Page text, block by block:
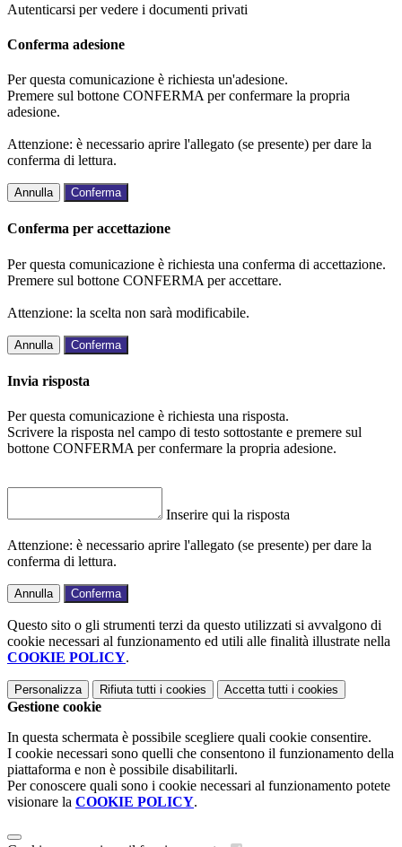
Autenticarsi per vedere i documenti privati
Conferma adesione
Per questa comunicazione è richiesta un'adesione.
Premere sul bottone CONFERMA per confermare la propria
adesione.
Attenzione: è necessario aprire l'allegato (se presente) per dare la
conferma di lettura.
Annulla Conferma
Conferma per accettazione
Per questa comunicazione è richiesta una conferma di accettazione.
Premere sul bottone CONFERMA per accettare.
Attenzione: la scelta non sarà modificabile.
Annulla Conferma
Invia risposta
Per questa comunicazione è richiesta una risposta.
Scrivere la risposta nel campo di testo sottostante e premere sul
bottone CONFERMA per confermare la propria adesione.
Inserire qui la risposta
Attenzione: è necessario aprire l'allegato (se presente) per dare la
conferma di lettura.
Annulla Conferma
Questo sito o gli strumenti terzi da questo utilizzati si avvalgono di
cookie necessari al funzionamento ed utili alle finalità illustrate nella
COOKIE POLICY.
Personalizza Rifiuta tutti i cookies Accetta tutti i cookies
Gestione cookie
In questa schermata è possibile scegliere quali cookie consentire.
I cookie necessari sono quelli che consentono il funzionamento della
piattaforma e non è possibile disabilitarli.
Per conoscere quali sono i cookie necessari al funzionamento potete
visionare la COOKIE POLICY.